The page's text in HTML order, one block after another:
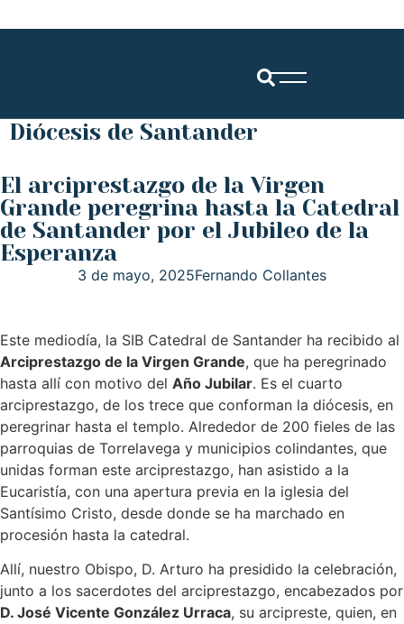
Diócesis de Santander
El arciprestazgo de la Virgen
Grande peregrina hasta la Catedral
de Santander por el Jubileo de la
Esperanza
3 de mayo, 2025Fernando Collantes
Este mediodía, la SIB Catedral de Santander ha recibido al
Arciprestazgo de la Virgen Grande, que ha peregrinado
hasta allí con motivo del Año Jubilar. Es el cuarto
arciprestazgo, de los trece que conforman la diócesis, en
peregrinar hasta el templo. Alrededor de 200 fieles de las
parroquias de Torrelavega y municipios colindantes, que
unidas forman este arciprestazgo, han asistido a la
Eucaristía, con una apertura previa en la iglesia del
Santísimo Cristo, desde donde se ha marchado en
procesión hasta la catedral.
Allí, nuestro Obispo, D. Arturo ha presidido la celebración,
junto a los sacerdotes del arciprestazgo, encabezados por
D. José Vicente González Urraca, su arcipreste, quien, en